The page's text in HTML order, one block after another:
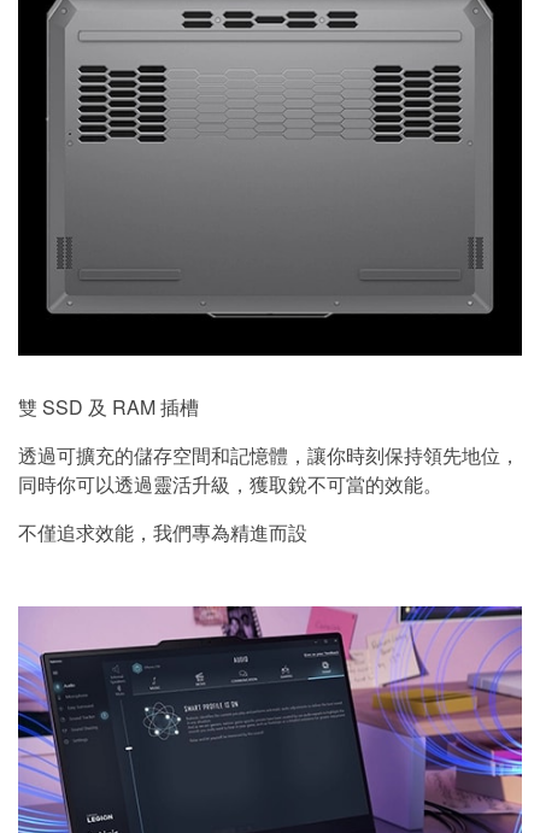
雙 SSD 及 RAM 插槽
透過可擴充的儲存空間和記憶體，讓你時刻保持領先地位，
同時你可以透過靈活升級，獲取銳不可當的效能。
不僅追求效能，我們專為精進而設